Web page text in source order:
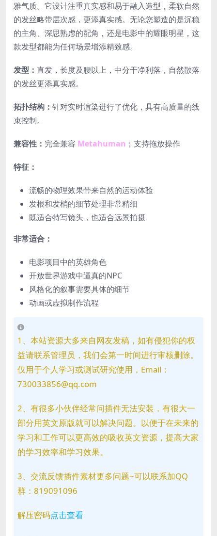
雅气质。它设计注重真实感和易于融入造型，柔软自然
的发丝略带层次感，更添真实感。无论您塑造的是沉稳
的主角、深思熟虑的配角，还是电影中的耀眼明星，这
款发型都能为任何场景增添精致感。
发型： 直发，长度及腰以上，中分干净利落，自然散落
的发丝更添真实感。
拓扑结构： 针对实时渲染进行了优化，具有高质量的线
束控制。
兼容性： 完全兼容 Metahuman ；支持拖放操作
特征：
流畅的物理效果带来自然的运动体验
发根和发梢的细节处理非常精细
既适合特写镜头，也适合远景拍摄
非常适合：
电影项目中的英雄角色
开放世界游戏中逼真的NPC
风格化的叙事需要具体的细节
动画或虚拟制作流程
1、本站资源大多来自网友发稿，如有侵犯你的权
益请联系管理员，我们会第一时间进行审核删除。
仅用于个人学习或测试研究使用，Email：
730033856@qq.com
2、有很多小伙伴经常问插件无法安装，有很大一
部分用英文原版就可以解决问题。以便于在未来的
学习和工作可以更高效的吸收英文资源，提高大家
的学习效率和学习效果。
3、交流反馈插件素材更多问题~可以联系加QQ
群：819091096
解压密码点击查看